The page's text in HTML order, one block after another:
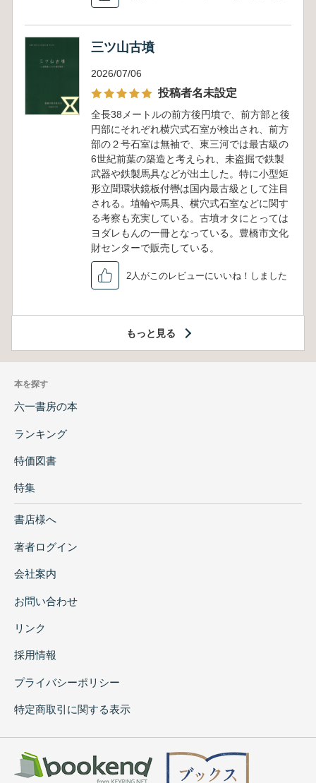
三ツ山古墳
2026/07/06
投稿者名未設定
全長38メートルの前方後円墳で、前方部と後
円部にそれぞれ横穴式石室が検出され、前方
部の２号石室は無袖で、東三河では最古級の
6世紀前葉の築造と考えられ、未盗掘で鉄製
武器や鉄製馬具などが出土した。特に小型矩
形立聞環状鏡板付轡は国内最古級として注目
される。埴輪や馬具、横穴式石室などに関す
る考察も充実している。古墳オタにとっては
ヨダレもんの一冊となっている。豊橋市文化
財センターで販売している。
2人がこのレビューにいいね！しました
もっと見る
本を探す
六一書房の本
ランキング
特価図書
特集
書店様へ
著者ログイン
会社案内
お問い合わせ
リンク
採用情報
プライバシーポリシー
特定商取引に関する表示